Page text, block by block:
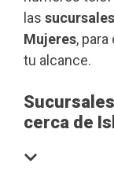
las
Mujeres,
tu alcance.
cerca de